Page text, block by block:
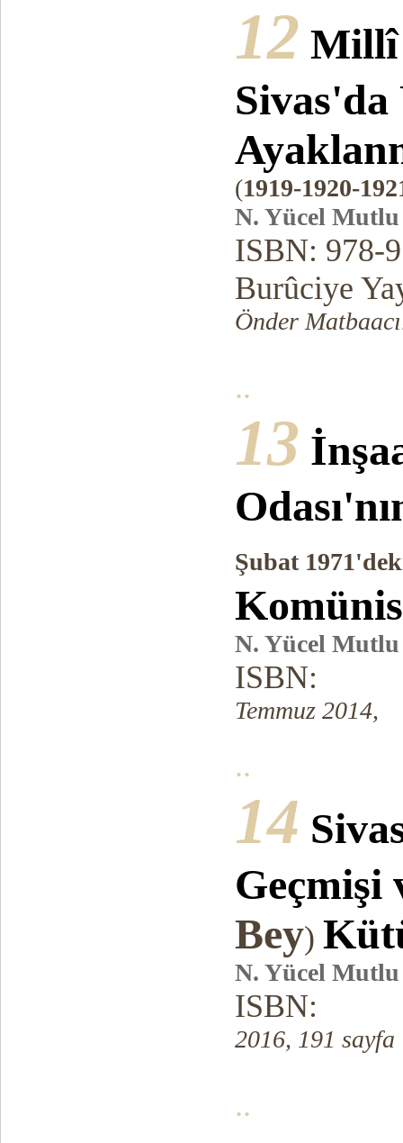
12 Millî
Sivas'da
(1919-1920-
N. Yücel Mutlu
ISBN: 978-
Burûciye
Önder
..
13
Şubat
N. Yücel Mutlu
ISBN:
Temmuz 2014,
..
14
Bey)
N. Yücel Mutlu
ISBN:
2016, 191 sayfa
..